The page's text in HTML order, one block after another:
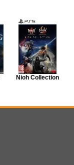
Nioh Collection